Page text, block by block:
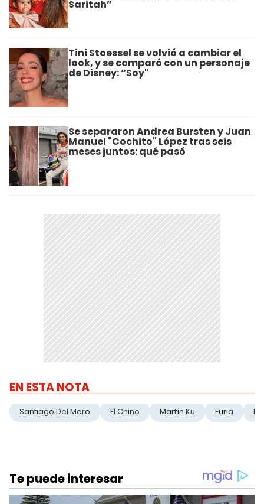
Saritah”
Tini Stoessel se volvió a cambiar el
look, y se comparó con un personaje
de Disney: “Soy"
Se separaron Andrea Bursten y Juan
Manuel "Cochito" López tras seis
meses juntos: qué pasó
EN ESTA NOTA
Santiago Del Moro El Chino Martín Ku Furia